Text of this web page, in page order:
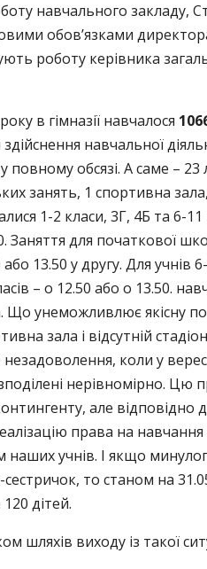
навчального закладу,
обов’язками
роботу керівника
в гімназії навчалося
навчальної
обсязі. А саме – 23
занять, 1 спортивна
1-2 класи, 3Г, 4Б та 6-
Заняття для початкової
або 13.50 у другу. Для учнів
– о 12.50 або о 13.50.
унеможливлює якісну
зала і відсутній
коли у
нерівномірно. Цю
але відповідно
права на навчання
учнів. І якщо
то станом на
дітей.
шляхів виходу із такої